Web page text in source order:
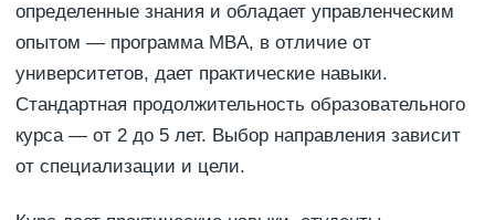
определенные знания и обладает управленческим
опытом — программа MBA, в отличие от
университетов, дает практические навыки.
Стандартная продолжительность образовательного
курса — от 2 до 5 лет. Выбор направления зависит
от специализации и цели.